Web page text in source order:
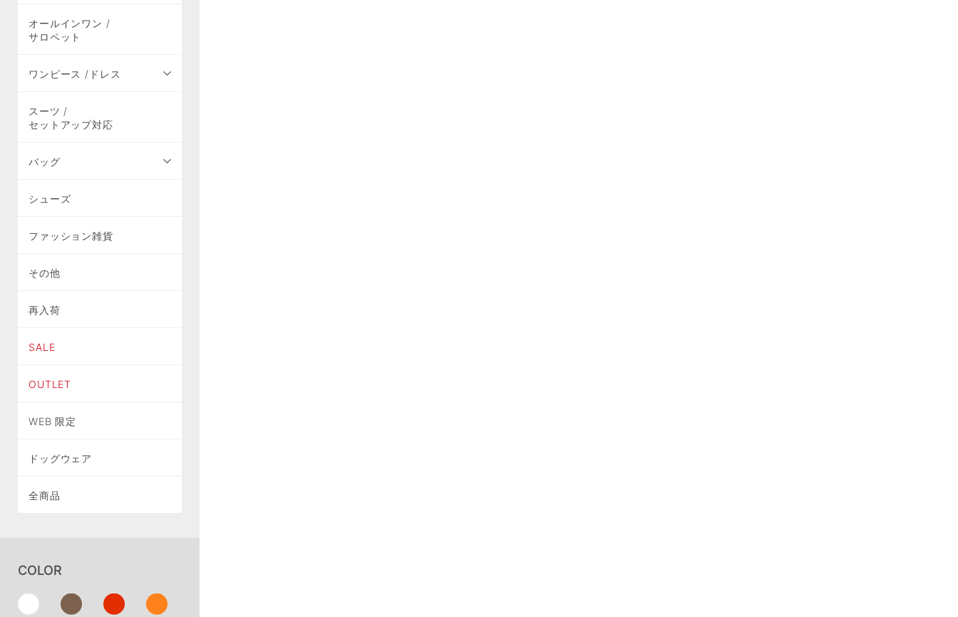
オールインワン /
サロペット
ワンピース /ドレス
スーツ /
セットアップ対応
バッグ
シューズ
ファッション雑貨
その他
再入荷
SALE
OUTLET
WEB 限定
ドッグウェア
全商品
COLOR